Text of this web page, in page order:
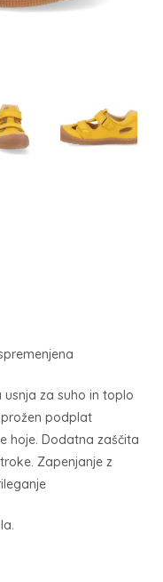
za suho in toplo
podplat
hoje. Dodatna zaščita
Zapenjanje z